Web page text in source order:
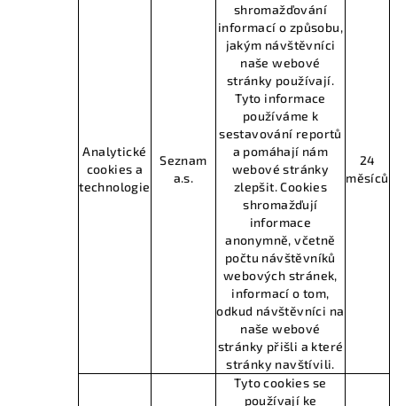
Analytické
cookies a
technologie
Seznam
a.s.
shromažďování
informací o způsobu,
jakým návštěvníci
naše webové
stránky používají.
Tyto informace
používáme k
sestavování reportů
a pomáhají nám
webové stránky
zlepšit. Cookies
shromažďují
informace
anonymně, včetně
počtu návštěvníků
webových stránek,
informací o tom,
odkud návštěvníci na
naše webové
stránky přišli a které
stránky navštívili.
24
měsíců
Tyto cookies se
používají ke